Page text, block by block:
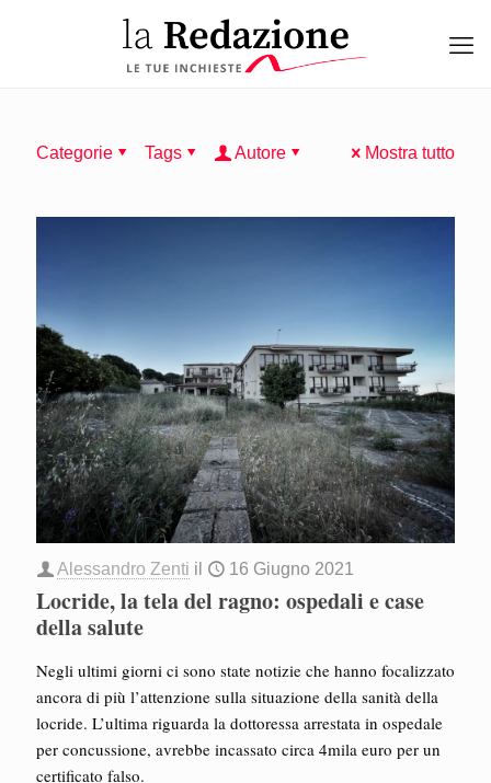
Categorie Tags Autore Mostra tutto
Alessandro Zenti il 16 Giugno 2021
Locride, la tela del ragno: ospedali e case
della salute
Negli ultimi giorni ci sono state notizie che hanno focalizzato
ancora di più l’attenzione sulla situazione della sanità della
locride. L’ultima riguarda la dottoressa arrestata in ospedale
per concussione, avrebbe incassato circa 4mila euro per un
certificato falso.